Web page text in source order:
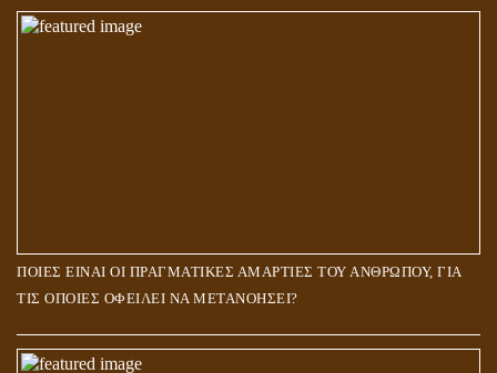
ΠΟΙΕΣ ΕΙΝΑΙ ΟΙ ΠΡΑΓΜΑΤΙΚΕΣ ΑΜΑΡΤΙΕΣ ΤΟΥ ΑΝΘΡΩΠΟΥ, ΓΙΑ
ΤΙΣ ΟΠΟΙΕΣ ΟΦΕΙΛΕΙ ΝΑ ΜΕΤΑΝΟΗΣΕΙ?